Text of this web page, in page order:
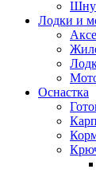
Лодки и
Оснастка